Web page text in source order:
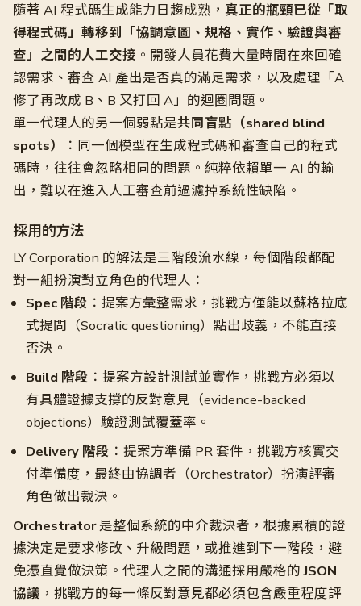
隨著 AI 程式碼生成能力日趨成熟， 真正的瓶頸已從「取
得程式碼」轉移到「協調意圖、規格、實作、驗證與審
查」之間的人工交接 。開發人員花費大量時間在來回確
認需求、審查 AI 產出是否真的滿足需求，以及處理「A
修了再改成 B、B 又打回 A」的迴圈問題。
單一代理人的另一個弱點是共同盲點（shared blind
spots）
：同一個模型在生成程式碼和審查自己的程式
碼時，往往會忽略相同的問題。純粹依賴單一 AI 的輸
出，難以在進入人工審查前過濾掉系統性缺陷。
採用的方法
LY Corporation 的解法是三階段流水線，每個階段都配
對一組扮演對立角色的代理人：
Spec 階段 ：提案方彙整需求，挑戰方僅能以蘇格拉底
式提問（Socratic questioning）點出歧義，不能直接
否決。
Build 階段 ：提案方設計測試並實作，挑戰方必須以
有具體證據支撐的反對意見（evidence-backed
objections）驗證測試覆蓋率。
Delivery 階段 ：提案方準備 PR 套件，挑戰方核實交
付準備度，最終由協調者（Orchestrator）扮演評審
角色做出裁決。
Orchestrator是整個系統的中介裁決者，根據累積的證
據決定是要求修改、升級問題，或推進到下一階段，避
免憑直覺做決策。代理人之間的溝通採用嚴格的JSON
協議 ，挑戰方的每一條反對意見都必須包含嚴重程度評